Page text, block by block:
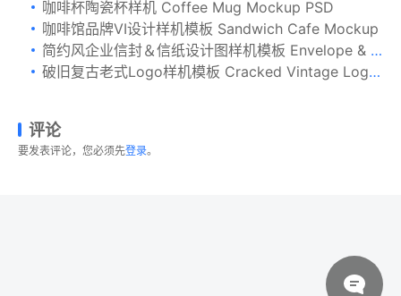
咖啡杯陶瓷杯样机 Coffee Mug Mockup PSD
咖啡馆品牌VI设计样机模板 Sandwich Cafe Mockup
简约风企业信封＆信纸设计图样机模板 Envelope & Letterhead Mockup
破旧复古老式Logo样机模板 Cracked Vintage Logo Mockups
评论
要发表评论，您必须先登录。